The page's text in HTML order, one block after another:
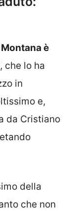
è
, che lo ha
in
e,
da Cristiano
della
che non